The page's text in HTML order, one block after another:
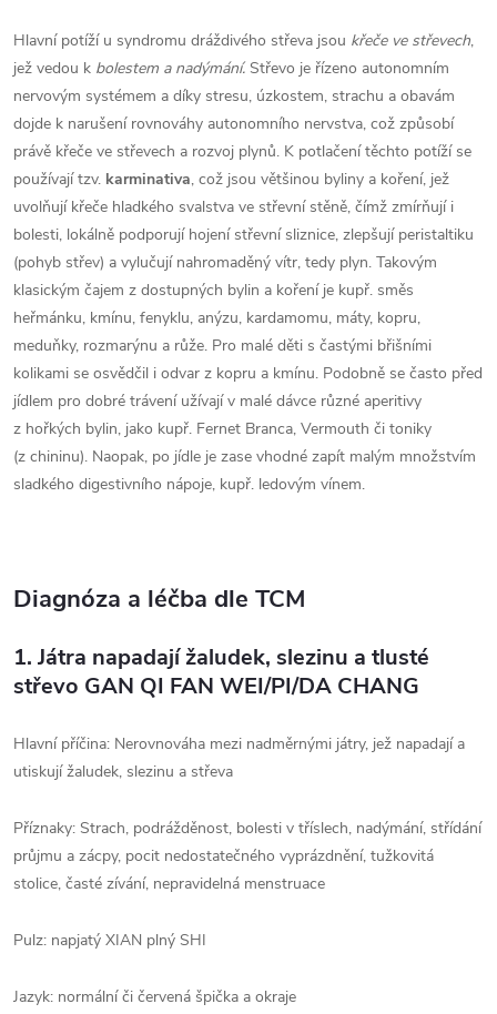
Hlavní potíží u syndromu dráždivého střeva jsou křeče ve střevech,
jež vedou k bolestem a nadýmání. Střevo je řízeno autonomním
nervovým systémem a díky stresu, úzkostem, strachu a obavám
dojde k narušení rovnováhy autonomního nervstva, což způsobí
právě křeče ve střevech a rozvoj plynů. K potlačení těchto potíží se
používají tzv. karminativa, což jsou většinou byliny a koření, jež
uvolňují křeče hladkého svalstva ve střevní stěně, čímž zmírňují i
bolesti, lokálně podporují hojení střevní sliznice, zlepšují peristaltiku
(pohyb střev) a vylučují nahromaděný vítr, tedy plyn. Takovým
klasickým čajem z dostupných bylin a koření je kupř. směs
heřmánku, kmínu, fenyklu, anýzu, kardamomu, máty, kopru,
meduňky, rozmarýnu a růže. Pro malé děti s častými břišními
kolikami se osvědčil i odvar z kopru a kmínu. Podobně se často před
jídlem pro dobré trávení užívají v malé dávce různé aperitivy
z hořkých bylin, jako kupř. Fernet Branca, Vermouth či toniky
(z chininu). Naopak, po jídle je zase vhodné zapít malým množstvím
sladkého digestivního nápoje, kupř. ledovým vínem.
Diagnóza a léčba dle TCM
1. Játra napadají žaludek, slezinu a tlusté
střevo GAN QI FAN WEI/PI/DA CHANG
Hlavní příčina: Nerovnováha mezi nadměrnými játry, jež napadají a
utiskují žaludek, slezinu a střeva
Příznaky: Strach, podrážděnost, bolesti v tříslech, nadýmání, střídání
průjmu a zácpy, pocit nedostatečného vyprázdnění, tužkovitá
stolice, časté zívání, nepravidelná menstruace
Pulz: napjatý XIAN plný SHI
Jazyk: normální či červená špička a okraje